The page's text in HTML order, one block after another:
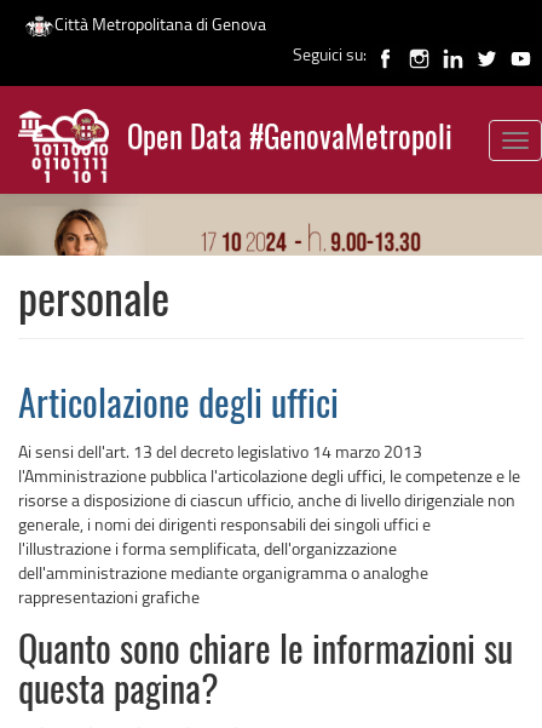
Salta
contenuto
principale
Città Metropolitana di Genova
Seguici su:
Open Data #GenovaMetropoli
News
personale
Articolazione degli uffici
Ai sensi dell'art. 13 del decreto legislativo 14 marzo 2013
l'Amministrazione pubblica l'articolazione degli uffici, le competenze e le
risorse a disposizione di ciascun ufficio, anche di livello dirigenziale non
generale, i nomi dei dirigenti responsabili dei singoli uffici e
l'illustrazione i forma semplificata, dell'organizzazione
dell'amministrazione mediante organigramma o analoghe
rappresentazioni grafiche
Quanto sono chiare le informazioni su
questa pagina?